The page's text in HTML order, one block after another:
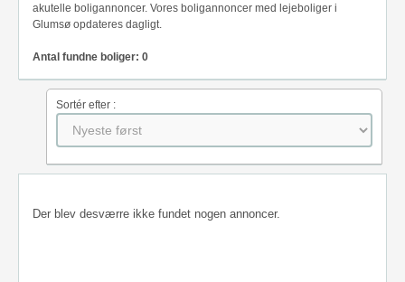
akutelle boligannoncer. Vores boligannoncer med lejeboliger i
Glumsø opdateres dagligt.
Antal fundne boliger: 0
Sortér efter :
Der blev desværre ikke fundet nogen annoncer.